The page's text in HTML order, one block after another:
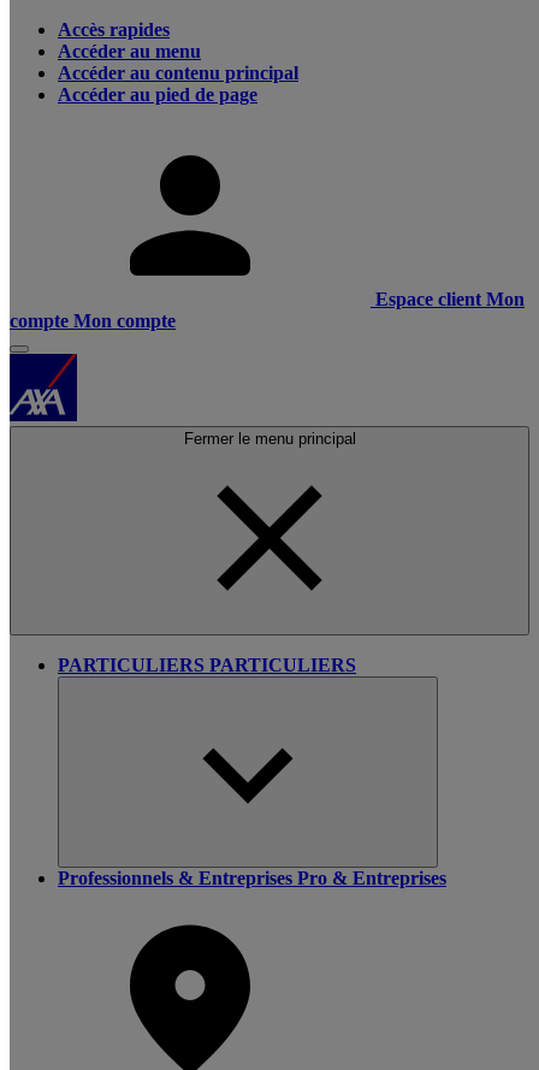
Accès rapides
Accéder au menu
Accéder au contenu principal
Accéder au pied de page
Espace client Mon
compte Mon compte
Fermer le menu principal
PARTICULIERS PARTICULIERS
Professionnels & Entreprises Pro & Entreprises